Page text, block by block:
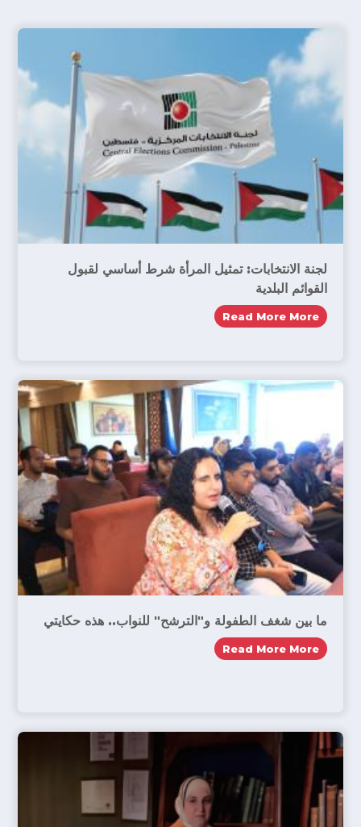
الحاسمة، مما يجعل تمثيلهن شكليًّا إلى حدٍّ كبير. هذا الوضع
يكشف عن قصور في تصميم السياسات التشريعية، التي تركز
على تحقيق أرقام تمثيلية دون ضمان مشاركة نوعية.
انقرهنا لقراءة بقية المقال المنشور في موقع فكر تانى، بتاريخ
4 اغسطس، 2025
لجنة الانتخابات: تمثيل المرأة شرط أساسي لقبول
القوائم البلدية
Read More
ما بين شغف الطفولة و"الترشح" للنواب.. هذه حكايتي
Read More